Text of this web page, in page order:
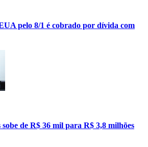
pelo 8/1 é cobrado por dívida com
de R$ 36 mil para R$ 3,8 milhões